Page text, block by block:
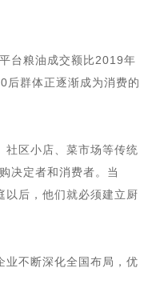
台粮油成交额比2019年
后群体正逐渐成为消费的
社区小店、菜市场等传统
决定者和消费者。当
以后，他们就必须建立厨
业不断深化全国布局，优